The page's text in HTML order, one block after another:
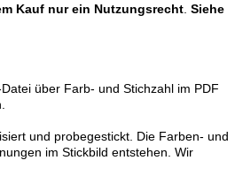
Kauf nur ein Nutzungsrecht Siehe
über Farb- und Stichzahl im PDF
und probegestickt. Die Farben- und
im Stickbild entstehen. Wir